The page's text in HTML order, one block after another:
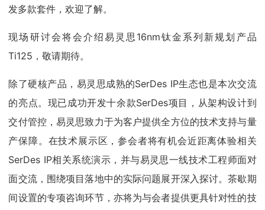
发多款套件，欢迎了解。
现场研讨会将会介绍易灵思16nm钛金系列新规划产品
Ti125，敬请期待。
除了硬核产品，易灵思成熟的SerDes IP生态也是本次交流
的亮点。现已成功开发十余款SerDes项目，从架构设计到
交付管控，易灵思致力于为客户提供全方位的技术支持与量
产保障。在技术展示区，参会者将有机会近距离体验相关
SerDes IP相关系统演示，并与易灵思一线技术工程师面对
面交流，围绕项目落地中的实际问题展开深入探讨。茶歇期
间设置的专项咨询环节，亦将为与会者提供更具针对性的技